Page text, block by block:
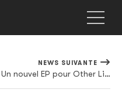
NEWS SUIVANTE
Un nouvel EP pour Other Lives